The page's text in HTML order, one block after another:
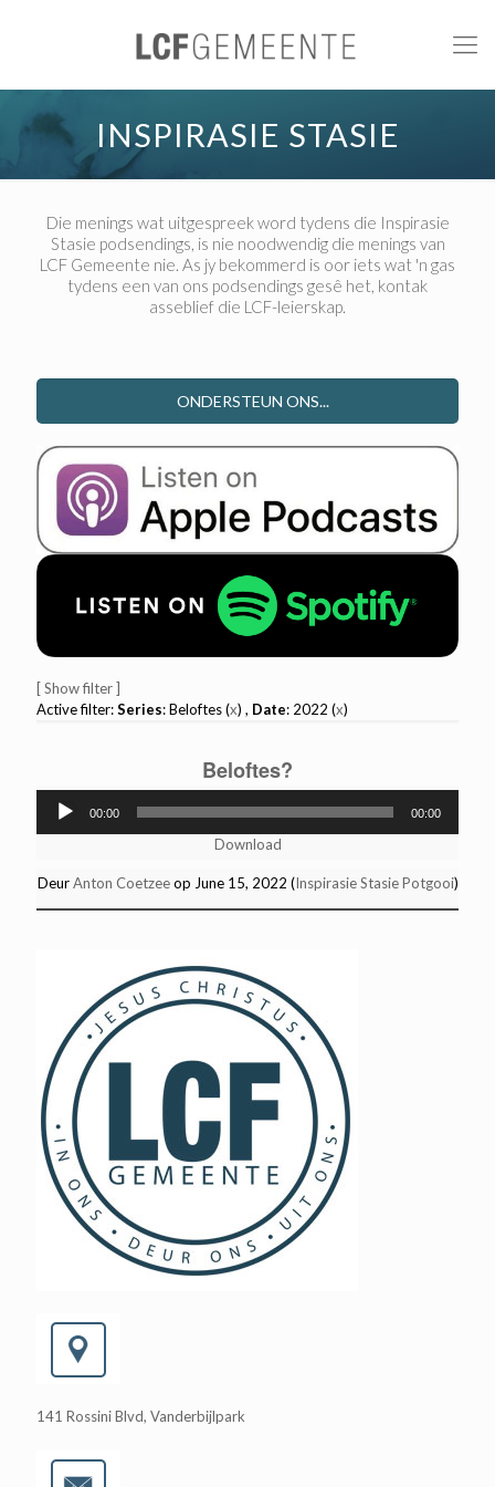
INSPIRASIE STASIE
Die menings wat uitgespreek word tydens die Inspirasie
Stasie podsendings, is nie noodwendig die menings van
LCF Gemeente nie. As jy bekommerd is oor iets wat 'n gas
tydens een van ons podsendings gesê het, kontak
asseblief die LCF-leierskap.
ONDERSTEUN ONS...
[ Show filter ]
Active filter:Series: Beloftes (x) , Date: 2022 (x)
Beloftes?
Player
00:00 00:00
Download
DeurAnton Coetzeeop June 15, 2022 (Inspirasie Stasie Potgooi)
141 Rossini Blvd, Vanderbijlpark